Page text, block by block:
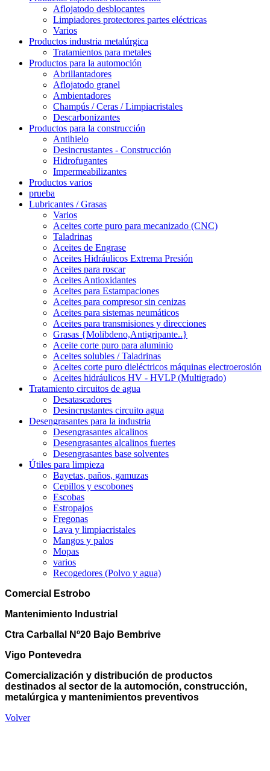
Aflojatodo desblocantes
Limpiadores protectores partes eléctricas
Varios
Productos industria metalúrgica
Tratamientos para metales
Productos para la automoción
Abrillantadores
Aflojatodo granel
Ambientadores
Champús / Ceras / Limpiacristales
Descarbonizantes
Productos para la construcción
Antihielo
Desincrustantes - Construcción
Hidrofugantes
Impermeabilizantes
Productos varios
prueba
Lubricantes / Grasas
Varios
Aceites corte puro para mecanizado (CNC)
Taladrinas
Aceites de Engrase
Aceites Hidráulicos Extrema Presión
Aceites para roscar
Aceites Antioxidantes
Aceites para Estampaciones
Aceites para compresor sin cenizas
Aceites para sistemas neumáticos
Aceites para transmisiones y direcciones
Grasas {Molibdeno,Antigripante..}
Aceite corte puro para aluminio
Aceites solubles / Taladrinas
Aceites corte puro dieléctricos máquinas electroerosión
Aceites hidráulicos HV - HVLP (Multigrado)
Tratamiento circuitos de agua
Desatascadores
Desincrustantes circuito agua
Desengrasantes para la industria
Desengrasantes alcalinos
Desengrasantes alcalinos fuertes
Desengrasantes base solventes
Útiles para limpieza
Bayetas, paños, gamuzas
Cepillos y escobones
Escobas
Estropajos
Fregonas
Lava y limpiacristales
Mangos y palos
Mopas
varios
Recogedores (Polvo y agua)
Comercial Estrobo
Mantenimiento Industrial
Ctra Carballal Nº20 Bajo Bembrive
Vigo Pontevedra
Comercialización y distribución de productos
destinados al sector de la automoción, construcción,
metalúrgica y mantenimientos preventivos
Volver